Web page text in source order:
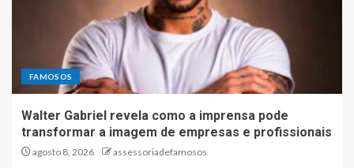
FAMOSOS
Walter Gabriel revela como a imprensa pode
transformar a imagem de empresas e profissionais
agosto 8, 2026 assessoriadefamosos